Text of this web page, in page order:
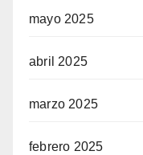
mayo 2025
abril 2025
marzo 2025
febrero 2025